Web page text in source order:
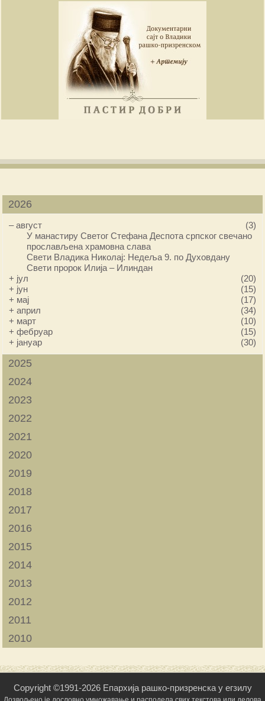
2026
–август
(3)
У манастиру Светог Стефана Деспота српског свечано
прослављена храмовна слава
Свети Владика Николај: Недеља 9. по Духовдану
Свети пророк Илија – Илиндан
+ јул
(20)
+ јун
(15)
+ мај
(17)
+април
(34)
+ март
(10)
+фебруар
(15)
+ јануар (30)
2025
2024
2023
2022
2021
2020
2019
2018
2017
2016
2015
2014
2013
2012
2011
2010
Copyright ©1991-2026 Епархија рашко-призренска у егзилу